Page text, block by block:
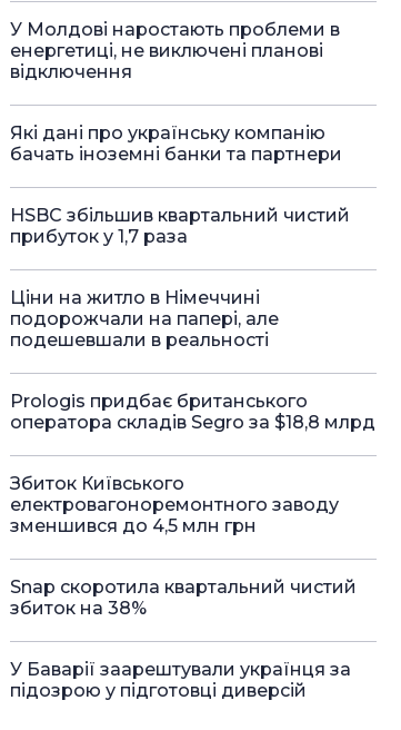
У Молдові наростають проблеми в
енергетиці, не виключені планові
відключення
Які дані про українську компанію
бачать іноземні банки та партнери
HSBC збільшив квартальний чистий
прибуток у 1,7 раза
Ціни на житло в Німеччині
подорожчали на папері, але
подешевшали в реальності
Prologis придбає британського
оператора складів Segro за $18,8 млрд
Збиток Київського
електровагоноремонтного заводу
зменшився до 4,5 млн грн
Snap скоротила квартальний чистий
збиток на 38%
У Баварії заарештували українця за
підозрою у підготовці диверсій